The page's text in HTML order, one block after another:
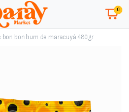
0
bon bon bum de maracuyá 480gr